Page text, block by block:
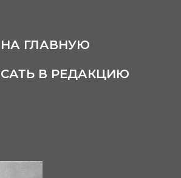
НА ГЛАВНУЮ
В РЕДАКЦИЮ